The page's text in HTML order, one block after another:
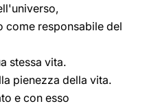
come responsabile del
stessa vita.
pienezza della vita.
e con esso